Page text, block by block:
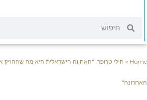
»חילי טרופר: "האחווה הישראלית היא מה שהחזיק